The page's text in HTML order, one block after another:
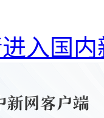
入国内